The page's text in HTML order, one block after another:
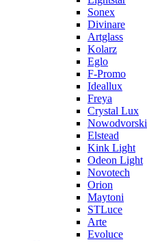
Sonex
Divinare
Artglass
Kolarz
Eglo
F-Promo
Ideallux
Freya
Crystal Lux
Nowodvorski
Elstead
Kink Light
Odeon Light
Novotech
Orion
Maytoni
STLuce
Arte
Evoluce